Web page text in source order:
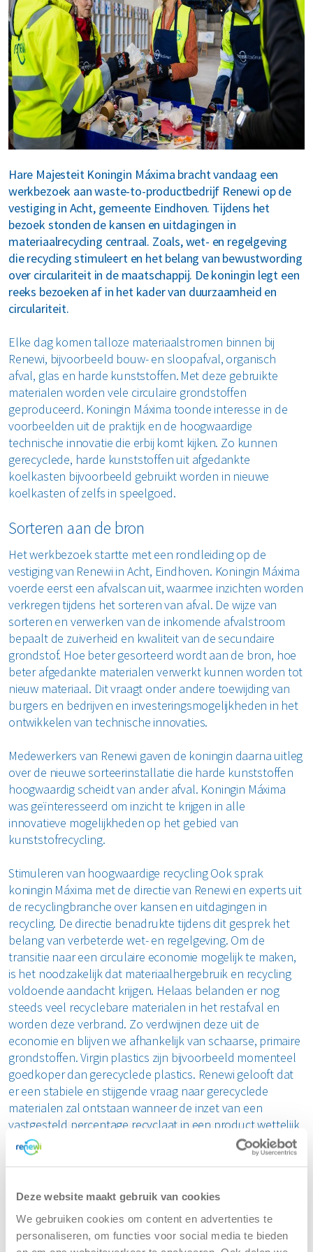
Deze website maakt gebruik van cookies
We gebruiken cookies om content en advertenties te
personaliseren, om functies voor social media te bieden
MyRenewi
ons
Hare Majesteit Koningin Máxima bracht vandaag een
werkbezoek aan waste-to-productbedrijf Renewi op de
vestiging in Acht, gemeente Eindhoven. Tijdens het
bezoek stonden de kansen en uitdagingen in
materiaalrecycling centraal. Zoals, wet- en regelgeving
die recycling stimuleert en het belang van bewustwording
over circulariteit in de maatschappij. De koningin legt een
reeks bezoeken af in het kader van duurzaamheid en
circulariteit.
Elke dag komen talloze materiaalstromen binnen bij
Renewi, bijvoorbeeld bouw- en sloopafval, organisch
afval, glas en harde kunststoffen. Met deze gebruikte
materialen worden vele circulaire grondstoffen
geproduceerd. Koningin Máxima toonde interesse in de
voorbeelden uit de praktijk en de hoogwaardige
technische innovatie die erbij komt kijken. Zo kunnen
gerecyclede, harde kunststoffen uit afgedankte
koelkasten bijvoorbeeld gebruikt worden in nieuwe
koelkasten of zelfs in speelgoed.
Sorteren aan de bron
Het werkbezoek startte met een rondleiding op de
vestiging van Renewi in Acht, Eindhoven. Koningin Máxima
voerde eerst een afvalscan uit, waarmee inzichten worden
verkregen tijdens het sorteren van afval. De wijze van
sorteren en verwerken van de inkomende afvalstroom
bepaalt de zuiverheid en kwaliteit van de secundaire
grondstof. Hoe beter gesorteerd wordt aan de bron, hoe
beter afgedankte materialen verwerkt kunnen worden tot
nieuw materiaal. Dit vraagt onder andere toewijding van
burgers en bedrijven en investeringsmogelijkheden in het
ontwikkelen van technische innovaties.
Medewerkers van Renewi gaven de koningin daarna uitleg
over de nieuwe sorteerinstallatie die harde kunststoffen
hoogwaardig scheidt van ander afval. Koningin Máxima
was geïnteresseerd om inzicht te krijgen in alle
innovatieve mogelijkheden op het gebied van
kunststofrecycling.
Stimuleren van hoogwaardige recycling Ook sprak
koningin Máxima met de directie van Renewi en experts uit
de recyclingbranche over kansen en uitdagingen in
recycling. De directie benadrukte tijdens dit gesprek het
belang van verbeterde wet- en regelgeving. Om de
transitie naar een circulaire economie mogelijk te maken,
is het noodzakelijk dat materiaalhergebruik en recycling
voldoende aandacht krijgen. Helaas belanden er nog
steeds veel recyclebare materialen in het restafval en
worden deze verbrand. Zo verdwijnen deze uit de
economie en blijven we afhankelijk van schaarse, primaire
grondstoffen. Virgin plastics zijn bijvoorbeeld momenteel
goedkoper dan gerecyclede plastics. Renewi gelooft dat
er een stabiele en stijgende vraag naar gerecyclede
materialen zal ontstaan wanneer de inzet van een
vastgesteld percentage recyclaat in een product wettelijk
verplicht wordt.
ecologische voetafdruk dan nieuwe materialen en spelen
klimaatdoelstellingen. Door gebruikte materialen nieuw
leven te geven en terug te brengen in de economie,